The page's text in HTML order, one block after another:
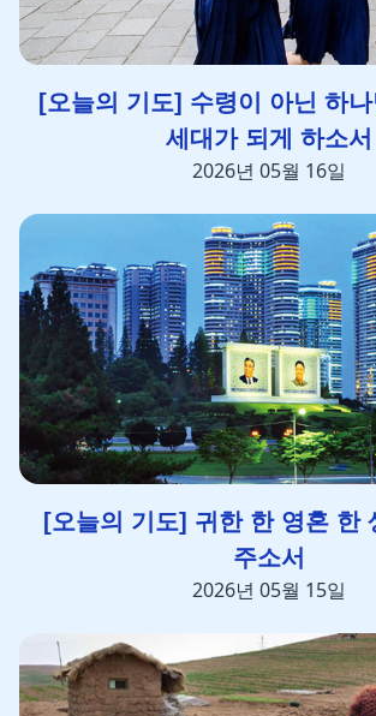
[오늘의 기도] 수령이 아닌 하
세대가 되게 하소서
2026년 05월 16일
[오늘의 기도] 귀한 한 영혼 한
주소서
2026년 05월 15일